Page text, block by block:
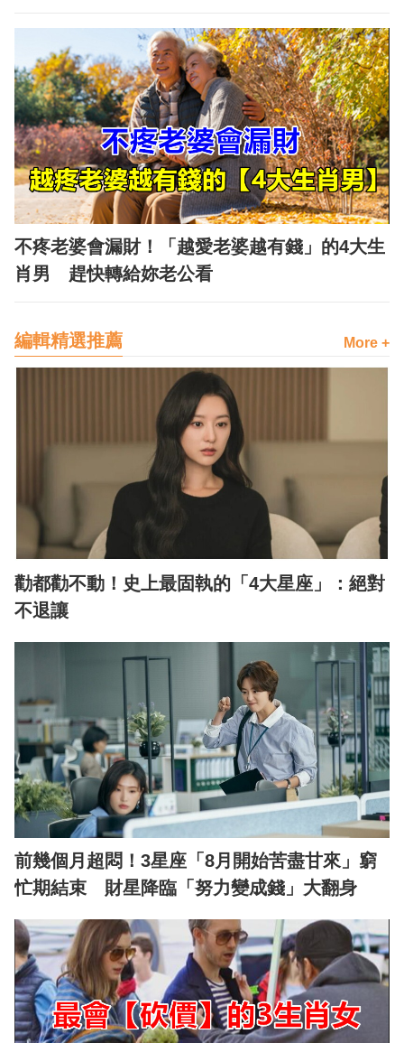
不疼老婆會漏財！「越愛老婆越有錢」的4大生
肖男 趕快轉給妳老公看
編輯精選推薦 More +
勸都勸不動！史上最固執的「4大星座」：絕對
不退讓
前幾個月超悶！3星座「8月開始苦盡甘來」窮
忙期結束 財星降臨「努力變成錢」大翻身